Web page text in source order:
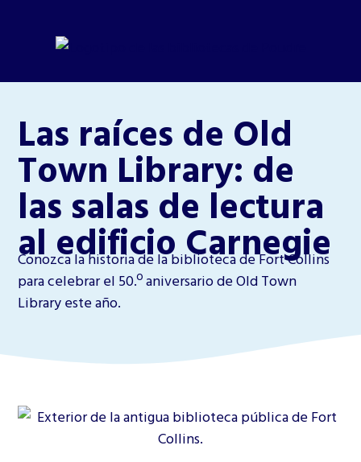
Las raíces de Old
Town Library: de
las salas de lectura
al edificio Carnegie
Conozca la historia de la biblioteca de Fort Collins
para celebrar el 50.º aniversario de Old Town
Library este año.